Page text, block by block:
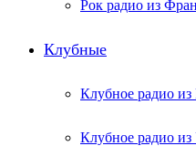
Рок радио из
Клубные
Клубное радио из
Клубное радио